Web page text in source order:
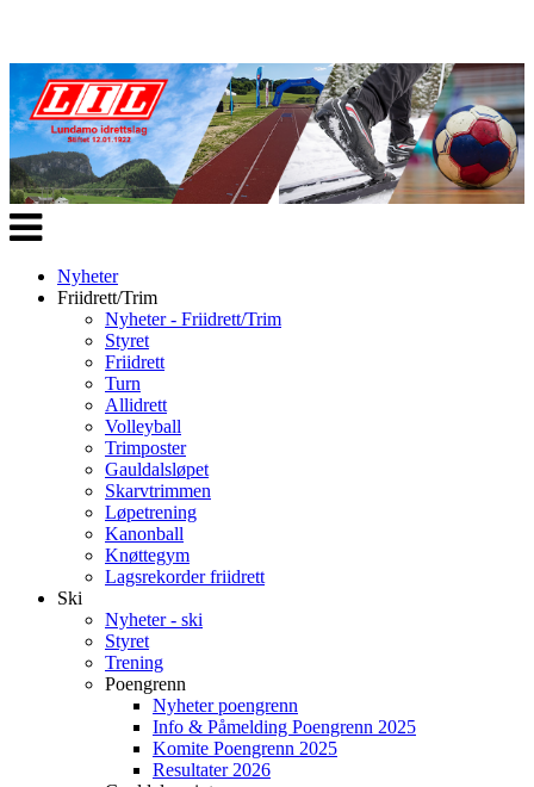
Veksle
navigasjon
Nyheter
Friidrett/Trim
Nyheter - Friidrett/Trim
Styret
Friidrett
Turn
Allidrett
Volleyball
Trimposter
Gauldalsløpet
Skarvtrimmen
Løpetrening
Kanonball
Knøttegym
Lagsrekorder friidrett
Ski
Nyheter - ski
Styret
Trening
Poengrenn
Nyheter poengrenn
Info & Påmelding Poengrenn 2025
Komite Poengrenn 2025
Resultater 2026